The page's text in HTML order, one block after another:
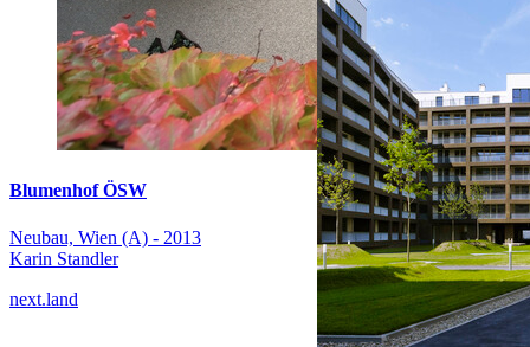
Blumenhof ÖSW
Neubau, Wien (A) - 2013
Karin Standler
next.land